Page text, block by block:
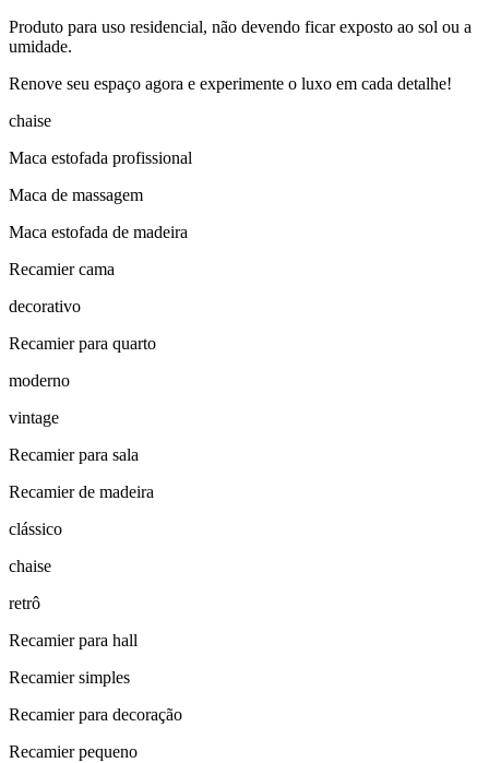
Produto para uso residencial, não devendo ficar exposto ao sol ou a
umidade.
Renove seu espaço agora e experimente o luxo em cada detalhe!
chaise
Maca estofada profissional
Maca de massagem
Maca estofada de madeira
Recamier cama
decorativo
Recamier para quarto
moderno
vintage
Recamier para sala
Recamier de madeira
clássico
chaise
retrô
Recamier para hall
Recamier simples
Recamier para decoração
Recamier pequeno